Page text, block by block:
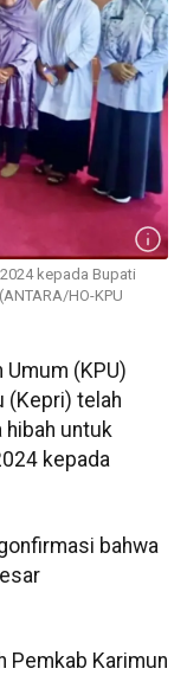
kepada Bupati
HO-KPU
Umum (KPU)
(Kepri) telah
hibah untuk
kepada
bahwa
Pemkab Karimun